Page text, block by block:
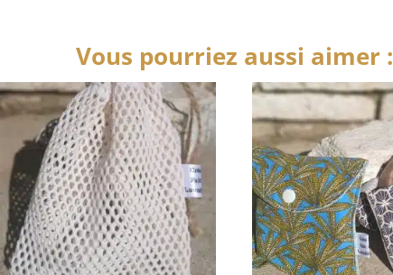
Vous pourriez aussi aimer :